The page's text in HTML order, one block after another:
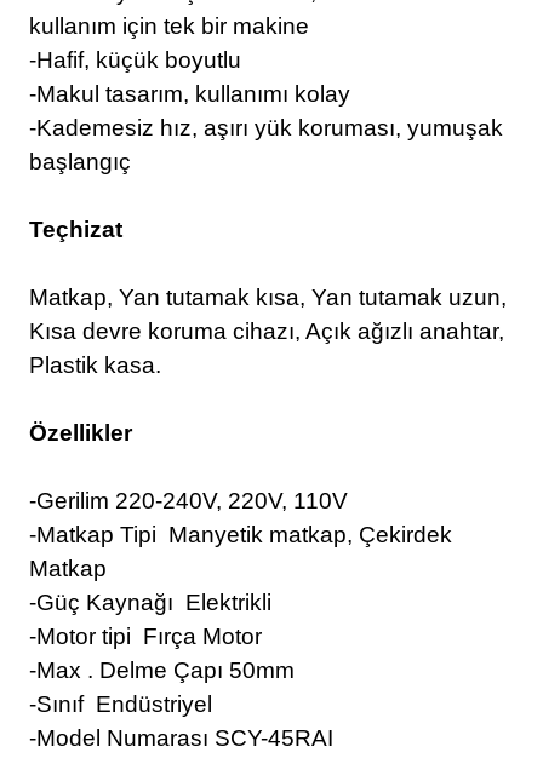
kullanım için tek bir makine
-Hafif, küçük boyutlu
-Makul tasarım, kullanımı kolay
-Kademesiz hız, aşırı yük koruması, yumuşak
başlangıç
Teçhizat
Matkap, Yan tutamak kısa, Yan tutamak uzun,
Kısa devre koruma cihazı, Açık ağızlı anahtar,
Plastik kasa.
Özellikler
-Gerilim 220-240V, 220V, 110V
-Matkap Tipi Manyetik matkap, Çekirdek
Matkap
-Güç Kaynağı Elektrikli
-Motor tipi Fırça Motor
-Max . Delme Çapı 50mm
-Sınıf Endüstriyel
-Model Numarası SCY-45RAI